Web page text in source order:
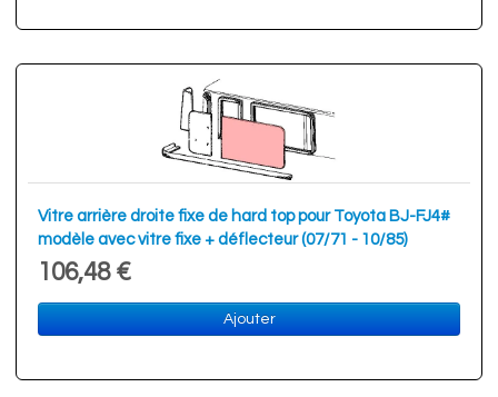
Vitre arrière droite fixe de hard top pour Toyota BJ-FJ4#
modèle avec vitre fixe + déflecteur (07/71 - 10/85)
106,48 €
Ajouter